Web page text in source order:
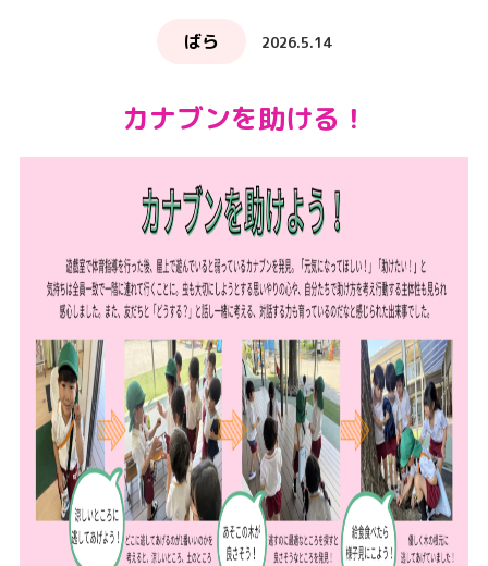
ばら 2026.5.14
カナブンを助ける！